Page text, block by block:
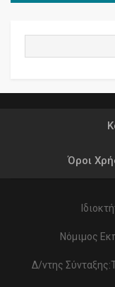
Όροι
Νόμιμος
Δ/ντης